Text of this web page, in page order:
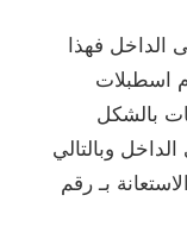
الداخل فهذا
اسطبلات
بالشكل
وبالتالي
بـ رقم